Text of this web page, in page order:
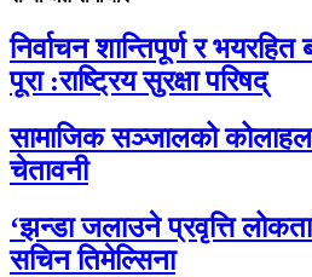
निर्वाचन शान्तिपूर्ण र भयरहित
पूरा :राष्ट्रिय सुरक्षा परिषद्
सामाजिक सञ्जालको
चेतावनी
‘झन्डा जलाउने प्रवृत्ति
सचिन तिमेल्सिना